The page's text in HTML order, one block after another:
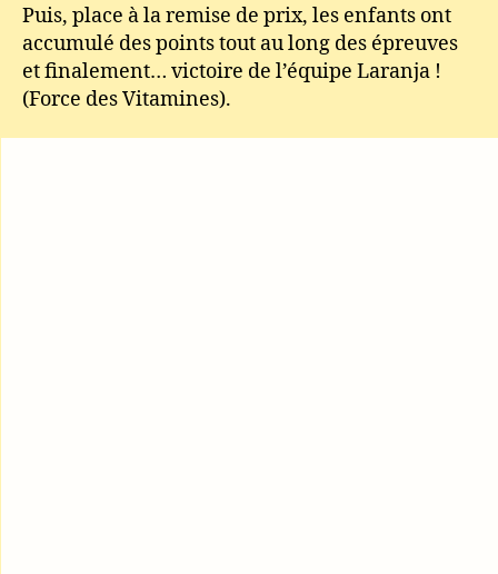
Puis, place à la remise de prix, les enfants ont
accumulé des points tout au long des épreuves
et finalement… victoire de l’équipe Laranja !
(Force des Vitamines).